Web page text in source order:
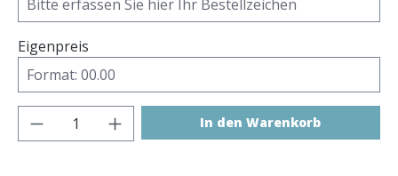
Eigenpreis
Produkt Anzahl: Gib den gewünschten
In den Warenkorb